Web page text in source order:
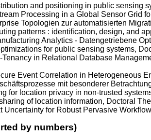
and positioning in public sensing
Processing in a Global Sensor Grid
Topologien zur automatisierten
patterns : identification, design, and
Analytics - Datengetriebene
for public sensing systems,
Tenancy in Relational Database
Event Correlation in Heterogeneous
mit besonderer
for location privacy in non-trusted
of location information, Doctoral
Uncertainty for Robust Pervasive
by numbers)